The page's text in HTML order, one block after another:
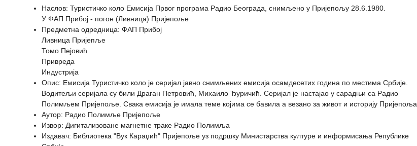
to
increase
Наслов: Туристичко коло Емисија Првог програма Радио Београда, снимљено у Пријепољу 28.6.1980.
У ФАП Прибој - погон (Ливница) Пријепоље
Предметна одредница: ФАП Прибој
Ливница Пријепље
Томо Пејовић
Привреда
Индустрија
Опис: Емисија Туристичко коло је серијал јавно снимљених емисија осамдесетих година по местима Србије.
Водитељи серијала су били Драган Петровић, Михаило Ђуричић. Серијал је настајао у сарадњи са Радио
Полимљем Пријепоље. Свака емисија је имала теме којима се бавила а везано за живот и историју Пријепоља.
Аутор: Радио Полимље Пријепоље
Извор: Дигитализоване магнетне траке Радио Полимља
Издавач: Библиотека "Вук Караџић" Пријепоље уз подршку Министарства културе и информисања Републике